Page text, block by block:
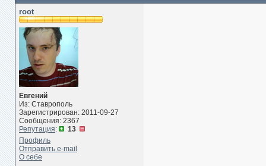
root
Евгений
Из: Ставрополь
Зарегистрирован: 2011-09-27
Сообщения: 2367
Репутация:
13
Профиль
Отправить e-mail
О себе